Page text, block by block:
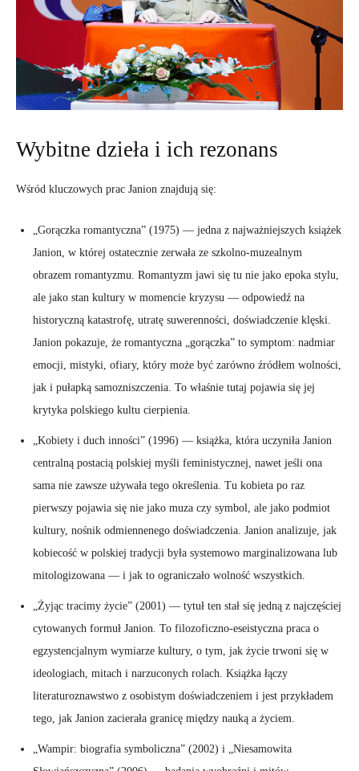
Wybitne dzieła i ich rezonans
Wśród kluczowych prac Janion znajdują się:
„Gorączka romantyczna” (1975) — jedna z najważniejszych książek
Janion, w której ostatecznie zerwała ze szkolno-muzealnym
obrazem romantyzmu. Romantyzm jawi się tu nie jako epoka stylu,
ale jako stan kultury w momencie kryzysu — odpowiedź na
historyczną katastrofę, utratę suwerenności, doświadczenie klęski.
Janion pokazuje, że romantyczna „gorączka” to symptom: nadmiar
emocji, mistyki, ofiary, który może być zarówno źródłem wolności,
jak i pułapką samozniszczenia. To właśnie tutaj pojawia się jej
krytyka polskiego kultu cierpienia.
„Kobiety i duch inności” (1996) — książka, która uczyniła Janion
centralną postacią polskiej myśli feministycznej, nawet jeśli ona
sama nie zawsze używała tego określenia. Tu kobieta po raz
pierwszy pojawia się nie jako muza czy symbol, ale jako podmiot
kultury, nośnik odmiennenego doświadczenia. Janion analizuje, jak
kobiecość w polskiej tradycji była systemowo marginalizowana lub
mitologizowana — i jak to ograniczało wolność wszystkich.
„Żyjąc tracimy życie” (2001) — tytuł ten stał się jedną z najczęściej
cytowanych formuł Janion. To filozoficzno-eseistyczna praca o
egzystencjalnym wymiarze kultury, o tym, jak życie trwoni się w
ideologiach, mitach i narzuconych rolach. Książka łączy
literaturoznawstwo z osobistym doświadczeniem i jest przykładem
tego, jak Janion zacierała granicę między nauką a życiem.
„Wampir: biografia symboliczna” (2002) i „Niesamowita